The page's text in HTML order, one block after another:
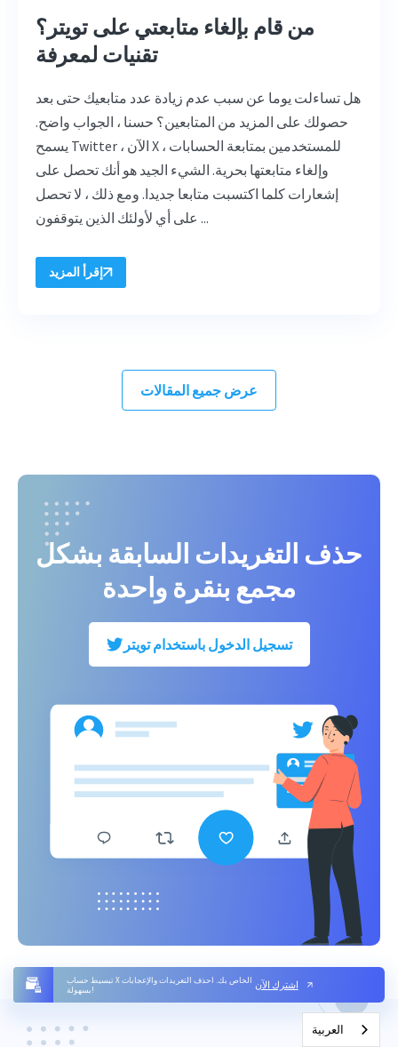
تبسيط حساب X الخاص بك. احذف التغريدات والإعجابات
بسهولة!
اشترك الآن
من قام بإلغاء متابعتي على تويتر؟
تقنيات لمعرفة
هل تساءلت يوما عن سبب عدم زيادة عدد متابعيك حتى بعد
حصولك على المزيد من المتابعين؟ حسنا ، الجواب واضح.
يسمح Twitter ، الآن X ، للمستخدمين بمتابعة الحسابات
وإلغاء متابعتها بحرية. الشيء الجيد هو أنك تحصل على
إشعارات كلما اكتسبت متابعا جديدا. ومع ذلك ، لا تحصل
على أي لأولئك الذين يتوقفون ...
إقرأ المزيد
عرض جميع المقالات
حذف التغريدات السابقة بشكل
مجمع بنقرة واحدة
تسجيل الدخول باستخدام تويتر
العربية‏